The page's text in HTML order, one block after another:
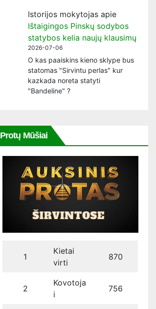
Istorijos mokytojas apie
Ištaigingos Pinskų sodybos
statybos kelia naujų klausimų
2026-07-06
O kas paaiskins kieno sklype bus
statomas "Sirvintu perlas" kur
kazkada noreta statyti
"Bandeline" ?
Protų Mūšiai
1
Kietai
virti
870
2
Kovotoja
i
756